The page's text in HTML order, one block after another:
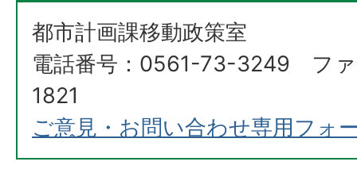
都市計画課移動政策室
電話番号：0561-73-3249 フ
1821
ご意見・お問い合わせ専用フォ